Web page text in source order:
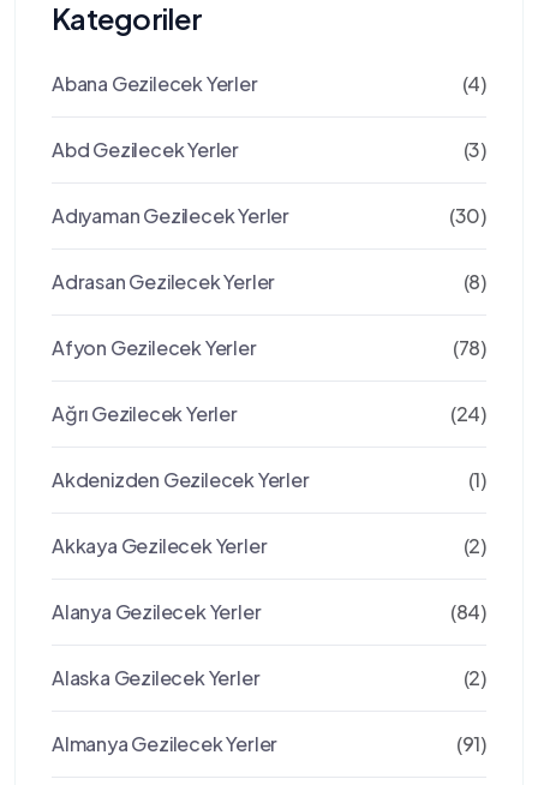
Kategoriler
Abana Gezilecek Yerler (4)
Abd Gezilecek Yerler (3)
Adıyaman Gezilecek Yerler (30)
Adrasan Gezilecek Yerler (8)
Afyon Gezilecek Yerler (78)
Ağrı Gezilecek Yerler (24)
Akdenizden Gezilecek Yerler (1)
Akkaya Gezilecek Yerler (2)
Alanya Gezilecek Yerler (84)
Alaska Gezilecek Yerler (2)
Almanya Gezilecek Yerler (91)